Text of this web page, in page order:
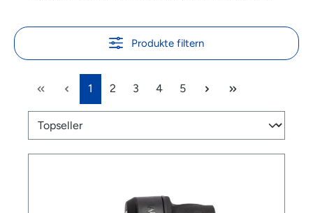
Produkte filtern
1 2 3 4 5